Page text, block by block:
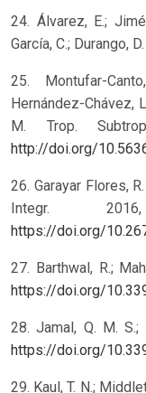
24. Álvarez, E.;
García, C.; Durango,
25. Montufar-
Hernández-Chávez,
M. Trop.
http://doi.org/
26. Garayar Flores,
Integr.
https://doi.org/
27. Barthwal, R.;
https://doi.org/
28. Jamal, Q. M. S.;
https://doi.org/
29. Kaul, T. N.;